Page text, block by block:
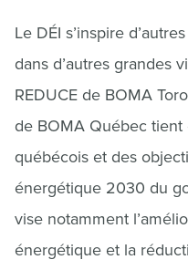
Le DÉI s’inspire
dans d’autres grandes
REDUCE de BOMA
de BOMA Québec
québécois et des
énergétique 2030 du
vise notamment
énergétique et la